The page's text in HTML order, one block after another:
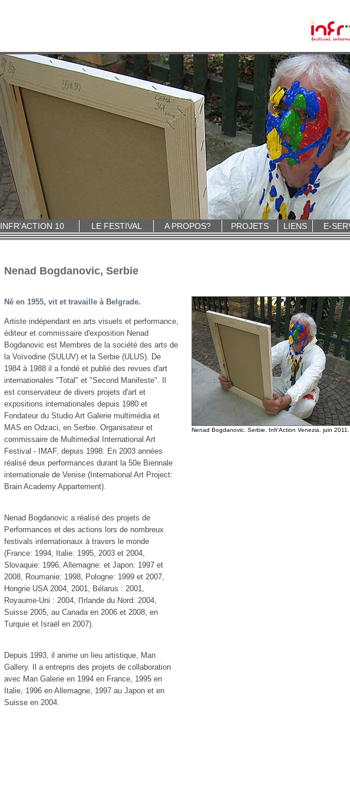
INFR'ACTION 10 LE FESTIVAL A PROPOS? PROJETS LIENS E-
Nenad Bogdanovic, Serbie
Né en 1955, vit et travaille à Belgrade.
Artiste indépendant en arts visuels et performance,
éditeur et commissaire d'exposition Nenad
Bogdanovic est Membres de la société des arts de
la Voïvodine (SULUV) et la Serbie (ULUS). De
1984 à 1988 il a fondé et publié des revues d'art
internationales "Total" et "Second Manifeste". Il
est conservateur de divers projets d'art et
expositions internationales depuis 1980 et
Fondateur du Studio Art Galerie multimédia et
MAS en Odzaci, en Serbie. Organisateur et
commissaire de Multimedial International Art
Festival - IMAF, depuis 1998. En 2003 années
réalisé deux performances durant la 50e Biennale
internationale de Venise (International Art Project:
Brain Academy Appartement).
Nenad Bogdanovic a réalisé des projets de
Performances et des actions lors de nombreux
festivals internationaux à travers le monde
(France: 1994, Italie: 1995, 2003 et 2004,
Slovaquie: 1996, Allemagne: et Japon: 1997 et
2008, Roumanie: 1998, Pologne: 1999 et 2007,
Hongrie USA 2004, 2001, Bélarus : 2001,
Royaume-Uni : 2004, l'Irlande du Nord: 2004,
Suisse 2005, au Canada en 2006 et 2008, en
Turquie et Israël en 2007).
Depuis 1993, il anime un lieu artistique, Man
Gallery. Il a entrepris des projets de collaboration
avec Man Galerie en 1994 en France, 1995 en
Italie, 1996 en Allemagne, 1997 au Japon et en
Suisse en 2004.
Nenad Bogdanovic. Serbie. Infr'Action Venezia. juin 2011.